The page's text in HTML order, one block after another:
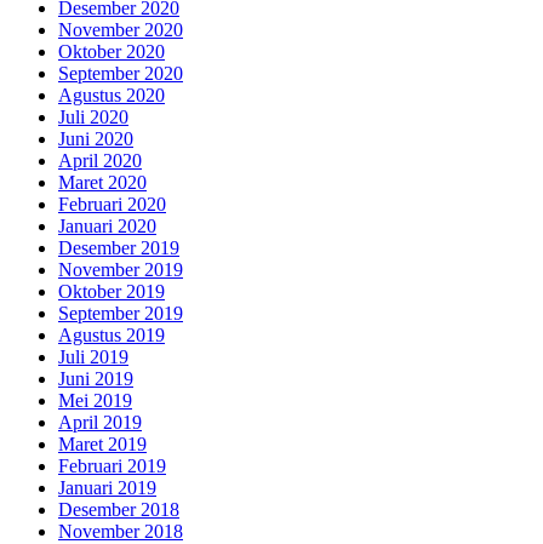
Desember 2020
November 2020
Oktober 2020
September 2020
Agustus 2020
Juli 2020
Juni 2020
April 2020
Maret 2020
Februari 2020
Januari 2020
Desember 2019
November 2019
Oktober 2019
September 2019
Agustus 2019
Juli 2019
Juni 2019
Mei 2019
April 2019
Maret 2019
Februari 2019
Januari 2019
Desember 2018
November 2018